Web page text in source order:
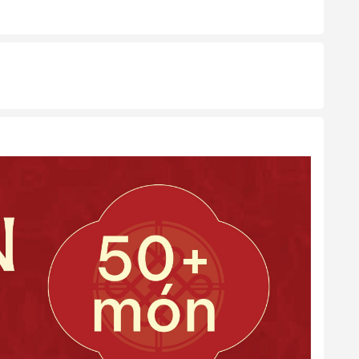
1); Tháng 9 (Ngày 1,2); Tháng 10 (Ngày 20); Tháng 11